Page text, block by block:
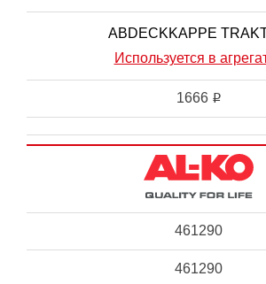
ABDECKKAPPE
Используется в
1666 i
461290
461290